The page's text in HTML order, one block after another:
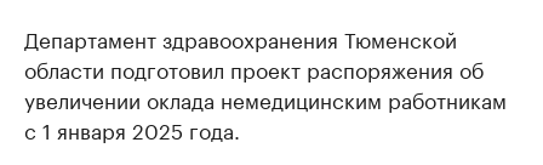
Департамент здравоохранения Тюменской
области подготовил проект распоряжения об
увеличении оклада немедицинским работникам
с 1 января 2025 года.